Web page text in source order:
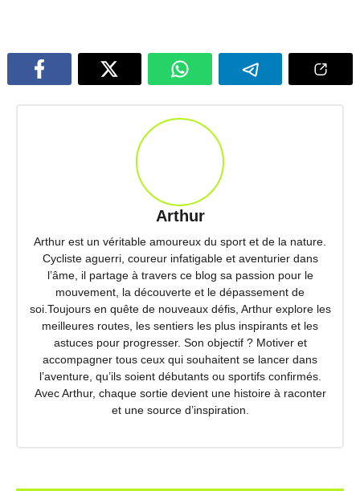
Arthur
Arthur est un véritable amoureux du sport et de la nature.
Cycliste aguerri, coureur infatigable et aventurier dans
l’âme, il partage à travers ce blog sa passion pour le
mouvement, la découverte et le dépassement de
soi.Toujours en quête de nouveaux défis, Arthur explore les
meilleures routes, les sentiers les plus inspirants et les
astuces pour progresser. Son objectif ? Motiver et
accompagner tous ceux qui souhaitent se lancer dans
l’aventure, qu’ils soient débutants ou sportifs confirmés.
Avec Arthur, chaque sortie devient une histoire à raconter
et une source d’inspiration.